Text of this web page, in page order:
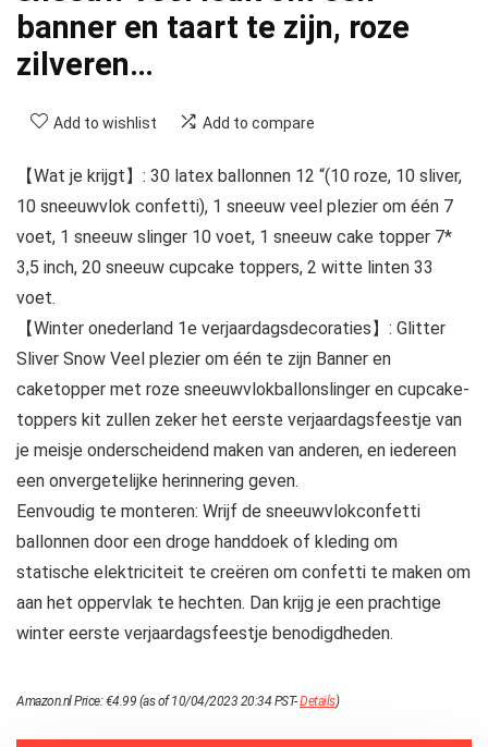
banner en taart te zijn, roze
zilveren…
Add to wishlist Add to compare
【Wat je krijgt】: 30 latex ballonnen 12 “(10 roze, 10 sliver,
10 sneeuwvlok confetti), 1 sneeuw veel plezier om één 7
voet, 1 sneeuw slinger 10 voet, 1 sneeuw cake topper 7*
3,5 inch, 20 sneeuw cupcake toppers, 2 witte linten 33
voet.
【Winter onederland 1e verjaardagsdecoraties】: Glitter
Sliver Snow Veel plezier om één te zijn Banner en
caketopper met roze sneeuwvlokballonslinger en cupcake-
toppers kit zullen zeker het eerste verjaardagsfeestje van
je meisje onderscheidend maken van anderen, en iedereen
een onvergetelijke herinnering geven.
Eenvoudig te monteren: Wrijf de sneeuwvlokconfetti
ballonnen door een droge handdoek of kleding om
statische elektriciteit te creëren om confetti te maken om
aan het oppervlak te hechten. Dan krijg je een prachtige
winter eerste verjaardagsfeestje benodigdheden.
Amazon.nl Price:€4.99 (as of 10/04/2023 20:34 PST-Details)